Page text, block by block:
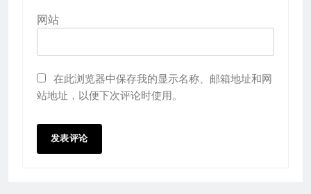
网站
在此浏览器中保存我的显示名称、邮箱地址和网
站地址，以便下次评论时使用。